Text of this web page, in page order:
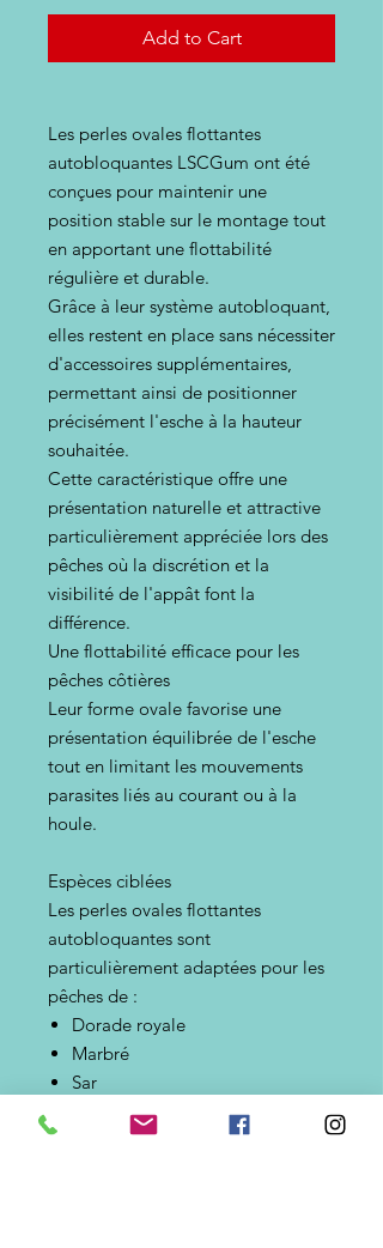
Add to Cart
Les perles ovales flottantes
autobloquantes LSCGum ont été
conçues pour maintenir une
position stable sur le montage tout
en apportant une flottabilité
régulière et durable.
Grâce à leur système autobloquant,
elles restent en place sans nécessiter
d'accessoires supplémentaires,
permettant ainsi de positionner
précisément l'esche à la hauteur
souhaitée.
Cette caractéristique offre une
présentation naturelle et attractive
particulièrement appréciée lors des
pêches où la discrétion et la
visibilité de l'appât font la
différence.
Une flottabilité efficace pour les
pêches côtières
Leur forme ovale favorise une
présentation équilibrée de l'esche
tout en limitant les mouvements
parasites liés au courant ou à la
houle.
Espèces ciblées
Les perles ovales flottantes
autobloquantes sont
particulièrement adaptées pour les
pêches de :
Dorade royale
Marbré
Sar